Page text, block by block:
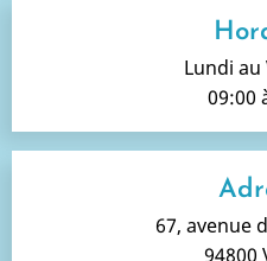
Lundi
09:00
67, avenue
94800